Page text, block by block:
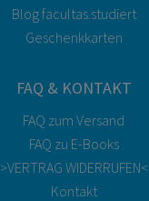
Blog facultas.studiert
Geschenkkarten
FAQ & KONTAKT
FAQ zum Versand
FAQ zu E-Books
>VERTRAG WIDERRUFEN<
Kontakt